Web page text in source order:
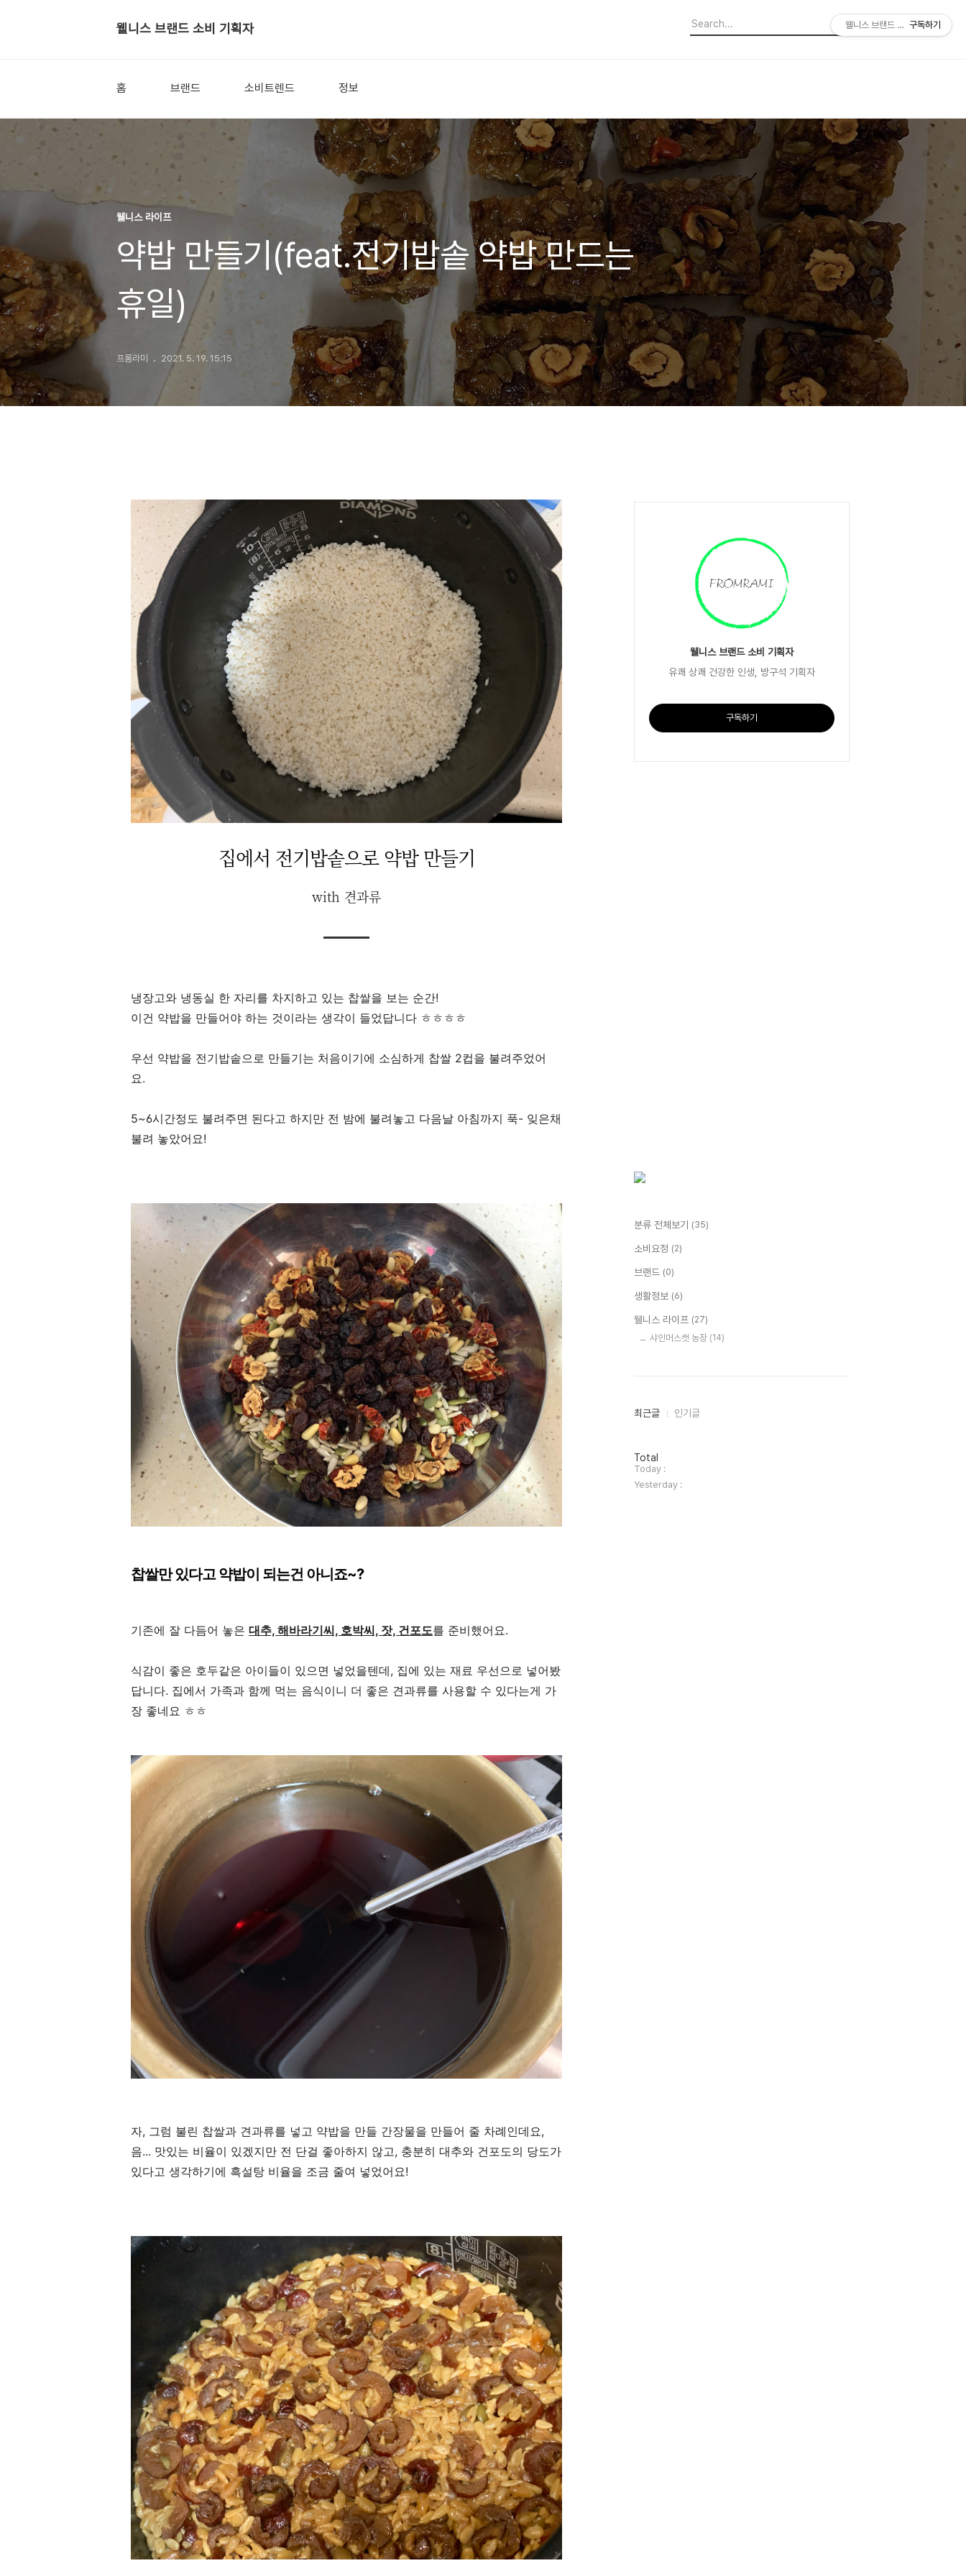
웰니스 브랜드 소비 기획자
홈 브랜드 소비트렌드 정보
웰니스 라이프
약밥 만들기(feat.전기밥솥 약밥 만드는
휴일)
프롬라미 2021. 5. 19. 15:15
집에서 전기밥솥으로 약밥 만들기
with 견과류
냉장고와 냉동실 한 자리를 차지하고 있는 찹쌀을 보는 순간!
이건 약밥을 만들어야 하는 것이라는 생각이 들었답니다 ㅎㅎㅎㅎ
우선 약밥을 전기밥솥으로 만들기는 처음이기에 소심하게 찹쌀 2컵을 불려주었어
요.
5~6시간정도 불려주면 된다고 하지만 전 밤에 불려놓고 다음날 아침까지 푹- 잊은채
불려 놓았어요!
찹쌀만 있다고 약밥이 되는건 아니죠~?
기존에 잘 다듬어 놓은 대추, 해바라기씨, 호박씨, 잣, 건포도를 준비했어요.
식감이 좋은 호두같은 아이들이 있으면 넣었을텐데, 집에 있는 재료 우선으로 넣어봤
답니다. 집에서 가족과 함께 먹는 음식이니 더 좋은 견과류를 사용할 수 있다는게 가
장 좋네요 ㅎㅎ
자, 그럼 불린 찹쌀과 견과류를 넣고 약밥을 만들 간장물을 만들어 줄 차례인데요,
음... 맛있는 비율이 있겠지만 전 단걸 좋아하지 않고, 충분히 대추와 건포도의 당도가
있다고 생각하기에 흑설탕 비율을 조금 줄여 넣었어요!
웰니스 브랜드 소비 기획자
유쾌 상쾌 건강한 인생, 방구석 기획자
구독하기
분류 전체보기 (35)
소비요정 (2)
브랜드 (0)
생활정보 (6)
웰니스 라이프 (27)
샤인머스캣 농장 (14)
최
인
기
글
최근글 인기글
방
문
자
수
Total
Today :
Yesterday :
웰니스 브랜드 소비 기획자
구독하기